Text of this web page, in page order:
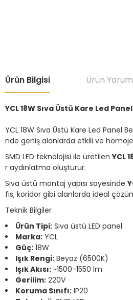
Ürün Bilgisi Ürün
YCL 18W Sıva Üstü Kare Led
YCL 18W Sıva Üstü Kare Led
nde geniş alanlarda etkili ve
SMD LED teknolojisi ile üretilenYCL
r aydınlatma oluşturur.
Sıva üstü montaj yapısı sayesinde
fis, koridor gibi alanlarda ideal
Teknik Bilgiler
Ürün Tipi: Sıva üstü LED panel
Marka: YCL
Güç: 18W
Işık Rengi: Beyaz (6500K)
Işık Akısı: ~1500-1550 lm
Gerilim: 220V
Koruma Sınıfı: IP20